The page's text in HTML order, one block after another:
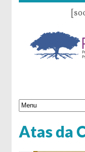
Atas da